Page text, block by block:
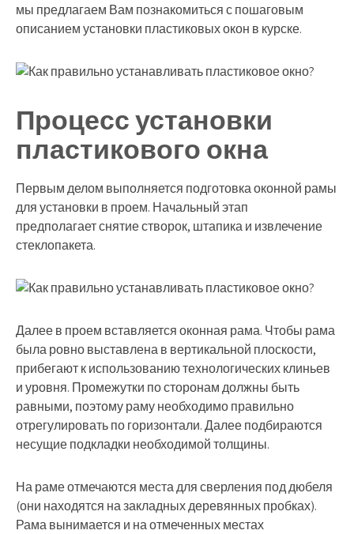
мы предлагаем Вам познакомиться с пошаговым
описанием установки пластиковых окон в курске.
Процесс установки
пластикового окна
Первым делом выполняется подготовка оконной рамы
для установки в проем. Начальный этап
предполагает снятие створок, штапика и извлечение
стеклопакета.
Далее в проем вставляется оконная рама. Чтобы рама
была ровно выставлена в вертикальной плоскости,
прибегают к использованию технологических клиньев
и уровня. Промежутки по сторонам должны быть
равными, поэтому раму необходимо правильно
отрегулировать по горизонтали. Далее подбираются
несущие подкладки необходимой толщины.
На раме отмечаются места для сверления под дюбеля
(они находятся на закладных деревянных пробках).
Рама вынимается и на отмеченных местах